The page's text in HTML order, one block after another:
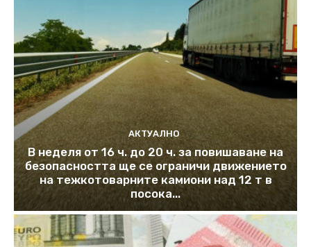
АКТУАЛНО
В неделя от 16 ч. до 20 ч. за повишаване на
безопасността ще се ограничи движението
на тежкотоварните камиони над 12 т в
посока...